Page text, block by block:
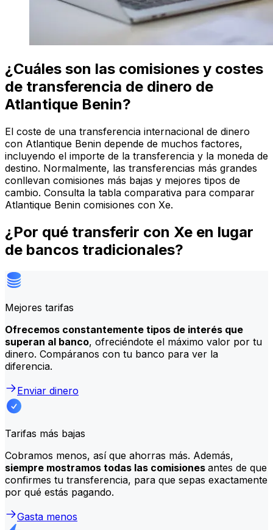
¿Cuáles son las comisiones y costes
de transferencia de dinero de
Atlantique Benin?
El coste de una transferencia internacional de dinero
con Atlantique Benin depende de muchos factores,
incluyendo el importe de la transferencia y la moneda de
destino. Normalmente, las transferencias más grandes
conllevan comisiones más bajas y mejores tipos de
cambio. Consulta la tabla comparativa para comparar
Atlantique Benin comisiones con Xe.
¿Por qué transferir con Xe en lugar
de bancos tradicionales?
Mejores tarifas
Ofrecemos constantemente tipos de interés que
superan al banco, ofreciéndote el máximo valor por tu
dinero. Compáranos con tu banco para ver la
diferencia.
Enviar dinero
Tarifas más bajas
Cobramos menos, así que ahorras más. Además,
siempre mostramos todas las comisiones antes de que
confirmes tu transferencia, para que sepas exactamente
por qué estás pagando.
Gasta menos